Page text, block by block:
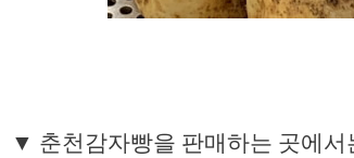
▼ 춘천감자빵을 판매하는 곳에